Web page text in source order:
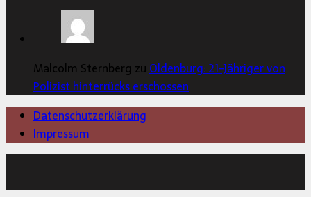
Malcolm Sternberg zuOldenburg: 21-Jähriger von
Polizist hinterrücks erschossen
Datenschutzerklärung
Impressum